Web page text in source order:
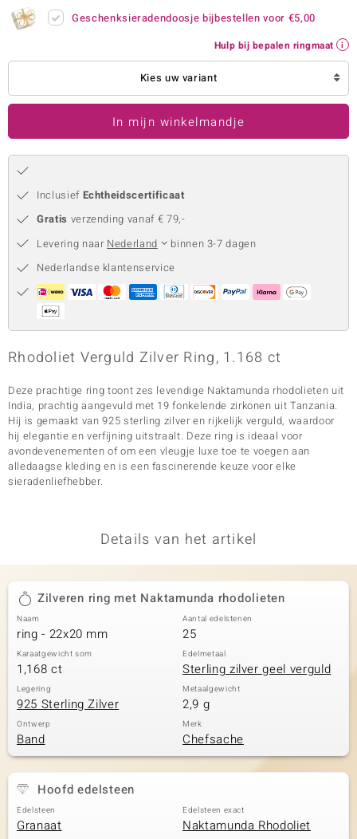
Collection
Geschenksieradendoosje bijbestellen voor €5,00
Hulp bij bepalen ringmaat
Kies uw variant
In mijn winkelmandje
Inclusief Echtheidscertificaat
Gratis verzending vanaf € 79,-
Levering naar Nederland
binnen 3-7 dagen
Nederlandse klantenservice
Rhodoliet Verguld Zilver Ring, 1.168 ct
Deze prachtige ring toont zes levendige Naktamunda rhodolieten uit
India, prachtig aangevuld met 19 fonkelende zirkonen uit Tanzania.
Hij is gemaakt van 925 sterling zilver en rijkelijk verguld, waardoor
hij elegantie en verfijning uitstraalt. Deze ring is ideaal voor
avondevenementen of om een vleugje luxe toe te voegen aan
alledaagse kleding en is een fascinerende keuze voor elke
sieradenliefhebber.
Details van het artikel
Zilveren ring met Naktamunda rhodolieten
Naam
ring - 22x20 mm
Aantal edelstenen
25
Karaatgewicht som
1,168 ct
Edelmetaal
Sterling zilver geel verguld
Legering
925 Sterling Zilver
Metaalgewicht
2,9 g
Ontwerp
Band
Merk
Chefsache
Hoofd edelsteen
Edelsteen
Granaat
Edelsteen exact
Naktamunda Rhodoliet